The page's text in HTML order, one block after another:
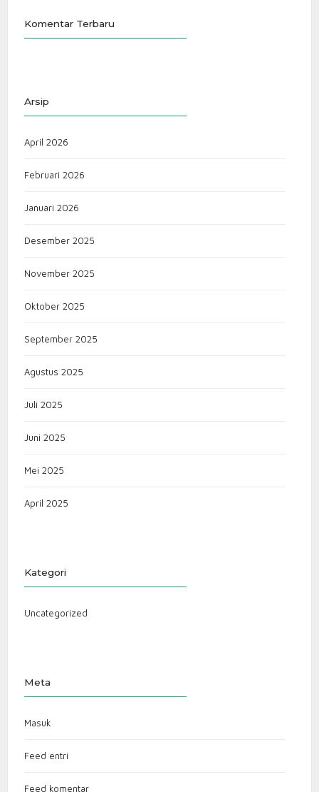
Komentar Terbaru
Arsip
April 2026
Februari 2026
Januari 2026
Desember 2025
November 2025
Oktober 2025
September 2025
Agustus 2025
Juli 2025
Juni 2025
Mei 2025
April 2025
Kategori
Uncategorized
Meta
Masuk
Feed entri
Feed komentar